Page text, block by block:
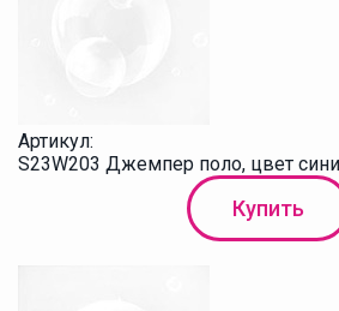
Артикул:
S23W203 Джемпер поло, цвет
Купить